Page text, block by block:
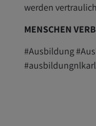
werden
MENSCHEN
#Ausbildung